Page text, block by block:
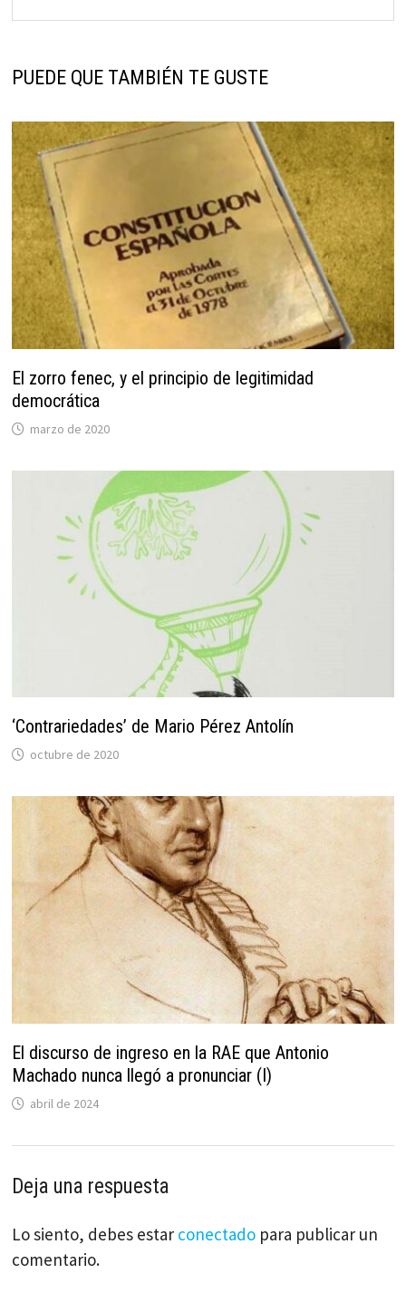
PUEDE QUE TAMBIÉN TE GUSTE
El zorro fenec, y el principio de legitimidad
democrática
marzo de 2020
‘Contrariedades’ de Mario Pérez Antolín
octubre de 2020
El discurso de ingreso en la RAE que Antonio
Machado nunca llegó a pronunciar (I)
abril de 2024
Deja una respuesta
Lo siento, debes estar conectado para publicar un
comentario.